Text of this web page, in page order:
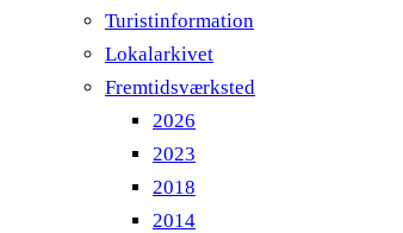
Turistinformation
Lokalarkivet
Fremtidsværksted
2026
2023
2018
2014